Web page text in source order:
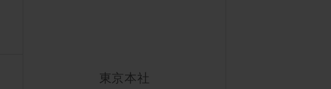
東京本社